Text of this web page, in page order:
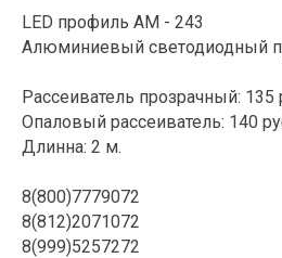
LED профиль АМ - 243
Алюминиевый светодиодный
Рассеиватель прозрачный: 135
Опаловый рассеиватель: 140
Длинна: 2 м.
8(800)7779072
8(812)2071072
8(999)5257272